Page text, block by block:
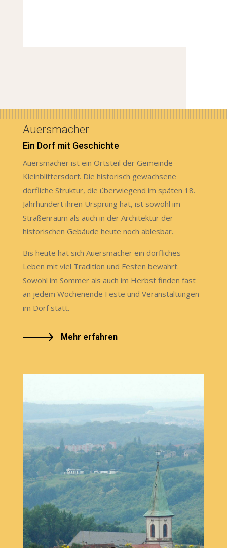
Auersmacher
Ein Dorf mit Geschichte
Auersmacher ist ein Ortsteil der Gemeinde
Kleinblittersdorf. Die historisch gewachsene
dörfliche Struktur, die überwiegend im späten 18.
Jahrhundert ihren Ursprung hat, ist sowohl im
Straßenraum als auch in der Architektur der
historischen Gebäude heute noch ablesbar.
Bis heute hat sich Auersmacher ein dörfliches
Leben mit viel Tradition und Festen bewahrt.
Sowohl im Sommer als auch im Herbst finden fast
an jedem Wochenende Feste und Veranstaltungen
im Dorf statt.
Mehr erfahren